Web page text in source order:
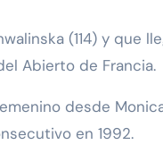
(114) y que
Abierto de Francia.
desde
en 1992.